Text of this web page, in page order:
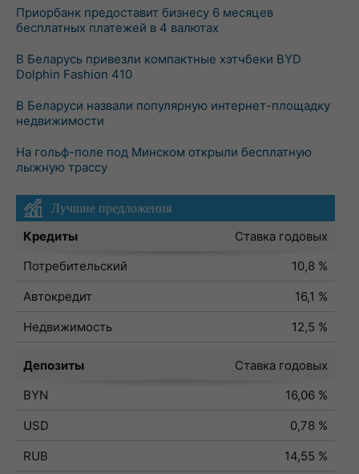
Приорбанк предоставит бизнесу 6 месяцев
бесплатных платежей в 4 валютах
В Беларусь привезли компактные хэтчбеки BYD
Dolphin Fashion 410
В Беларуси назвали популярную интернет-площадку
недвижимости
На гольф-поле под Минском открыли бесплатную
лыжную трассу
Лучшие предложения
Кредиты
Ставка годовых
Потребительский
10,8 %
Автокредит
16,1 %
Недвижимость
12,5 %
Депозиты
Ставка годовых
BYN
16,06 %
USD
0,78 %
RUB
14,55 %